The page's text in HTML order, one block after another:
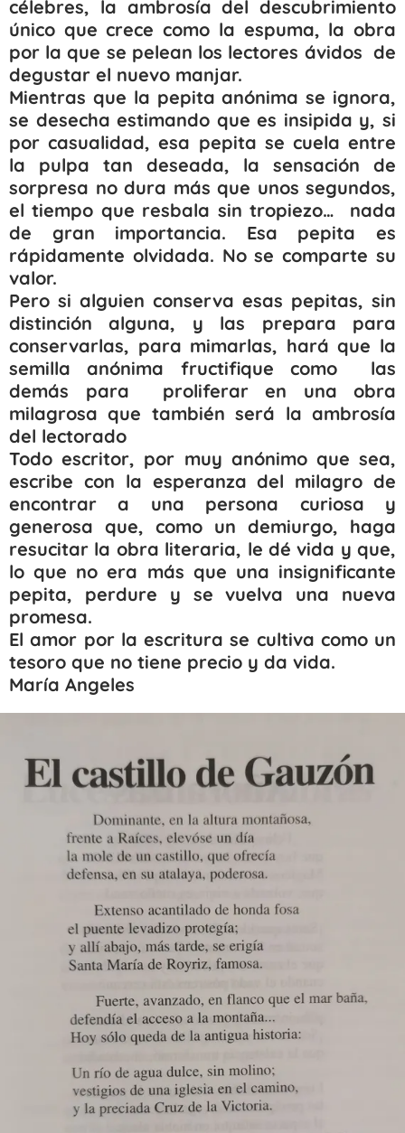
célebres, la ambrosía del descubrimiento
único que crece como la espuma, la obra
por la que se pelean los lectores ávidos de
degustar el nuevo manjar.
Mientras que la pepita anónima se ignora,
se desecha estimando que es insipida y, si
por casualidad, esa pepita se cuela entre
la pulpa tan deseada, la sensación de
sorpresa no dura más que unos segundos,
el tiempo que resbala sin tropiezo… nada
de gran importancia. Esa pepita es
rápidamente olvidada. No se comparte su
valor.
Pero si alguien conserva esas pepitas, sin
distinción alguna, y las prepara para
conservarlas, para mimarlas, hará que la
semilla anónima fructifique como las
demás para proliferar en una obra
milagrosa que también será la ambrosía
del lectorado
Todo escritor, por muy anónimo que sea,
escribe con la esperanza del milagro de
encontrar a una persona curiosa y
generosa que, como un demiurgo, haga
resucitar la obra literaria, le dé vida y que,
lo que no era más que una insignificante
pepita, perdure y se vuelva una nueva
promesa.
El amor por la escritura se cultiva como un
tesoro que no tiene precio y da vida.
María Angeles